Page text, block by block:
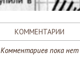
КОММЕНТАРИИ
Комментариев пока нет